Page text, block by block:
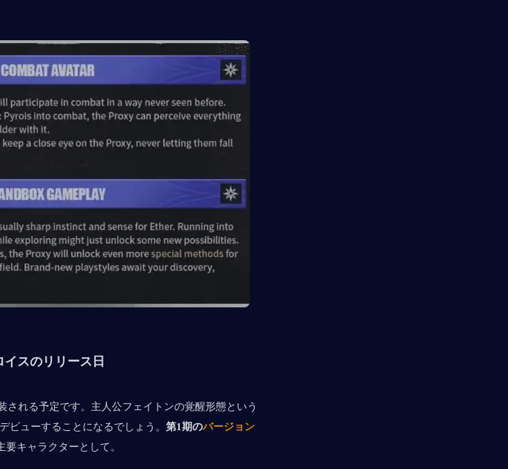
スのリリース日
される予定です。主人公フェイトンの覚醒形態という
ビューすることになるでしょう。 第1期のバージョン
キャラクターとして。